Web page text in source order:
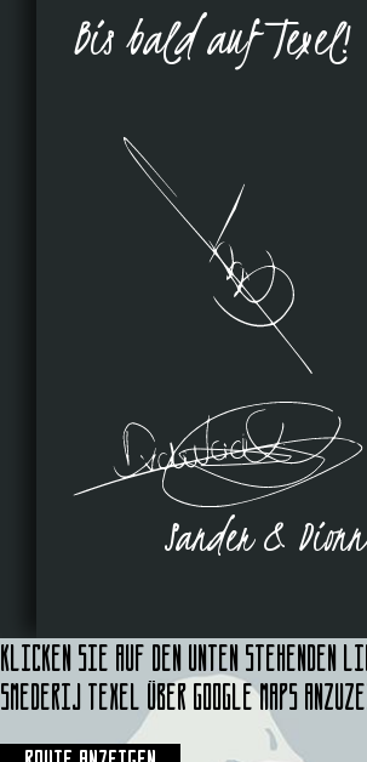
Bis bald auf Texel!
Sander &
Klicken Sie auf den unten stehenden
Smederij Texel über Google Maps